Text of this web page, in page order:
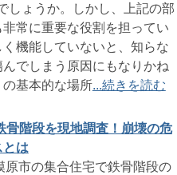
しょうか。しかし、上記の部
常に重要な役割を担ってい
機能していないと、知らな
でしまう原因にもなりかね
基本的な場所...続きを読む
骨階段を現地調査！崩壊の危
とは
市の集合住宅で鉄骨階段の